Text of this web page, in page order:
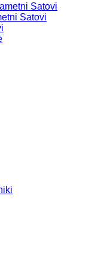
Satovi
Satovi